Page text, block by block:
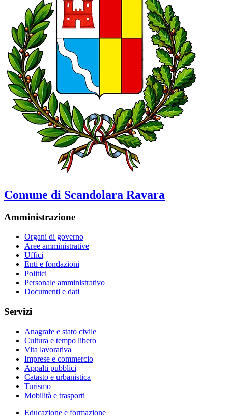
Comune di Scandolara Ravara
Amministrazione
Organi di governo
Aree amministrative
Uffici
Enti e fondazioni
Politici
Personale amministrativo
Documenti e dati
Servizi
Anagrafe e stato civile
Cultura e tempo libero
Vita lavorativa
Imprese e commercio
Appalti pubblici
Catasto e urbanistica
Turismo
Mobilità e trasporti
Educazione e formazione